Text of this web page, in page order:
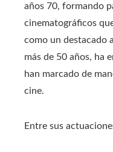
años 70, formando
cinematográficos
como un destacado
más de 50 años, ha
han marcado de
cine.
Entre sus